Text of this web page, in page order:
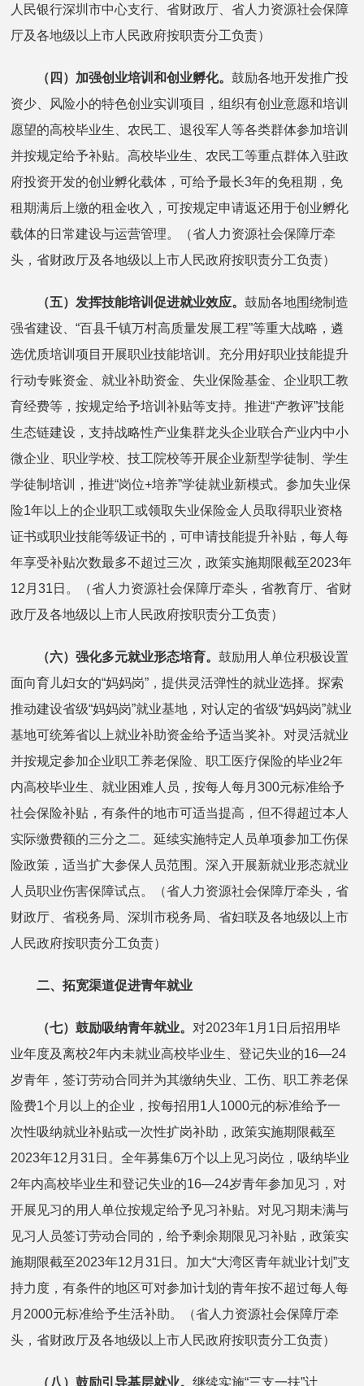
人民银行深圳市中心支行、省财政厅、省人力资源社会保障
厅及各地级以上市人民政府按职责分工负责）
（四）加强创业培训和创业孵化。鼓励各地开发推广投
资少、风险小的特色创业实训项目，组织有创业意愿和培训
愿望的高校毕业生、农民工、退役军人等各类群体参加培训
并按规定给予补贴。高校毕业生、农民工等重点群体入驻政
府投资开发的创业孵化载体，可给予最长3年的免租期，免
租期满后上缴的租金收入，可按规定申请返还用于创业孵化
载体的日常建设与运营管理。（省人力资源社会保障厅牵
头，省财政厅及各地级以上市人民政府按职责分工负责）
（五）发挥技能培训促进就业效应。鼓励各地围绕制造
强省建设、“百县千镇万村高质量发展工程”等重大战略，遴
选优质培训项目开展职业技能培训。充分用好职业技能提升
行动专账资金、就业补助资金、失业保险基金、企业职工教
育经费等，按规定给予培训补贴等支持。推进“产教评”技能
生态链建设，支持战略性产业集群龙头企业联合产业内中小
微企业、职业学校、技工院校等开展企业新型学徒制、学生
学徒制培训，推进“岗位+培养”学徒就业新模式。参加失业保
险1年以上的企业职工或领取失业保险金人员取得职业资格
证书或职业技能等级证书的，可申请技能提升补贴，每人每
年享受补贴次数最多不超过三次，政策实施期限截至2023年
12月31日。（省人力资源社会保障厅牵头，省教育厅、省财
政厅及各地级以上市人民政府按职责分工负责）
（六）强化多元就业形态培育。鼓励用人单位积极设置
面向育儿妇女的“妈妈岗”，提供灵活弹性的就业选择。探索
推动建设省级“妈妈岗”就业基地，对认定的省级“妈妈岗”就业
基地可统筹省以上就业补助资金给予适当奖补。对灵活就业
并按规定参加企业职工养老保险、职工医疗保险的毕业2年
内高校毕业生、就业困难人员，按每人每月300元标准给予
社会保险补贴，有条件的地市可适当提高，但不得超过本人
实际缴费额的三分之二。延续实施特定人员单项参加工伤保
险政策，适当扩大参保人员范围。深入开展新就业形态就业
人员职业伤害保障试点。（省人力资源社会保障厅牵头，省
财政厅、省税务局、深圳市税务局、省妇联及各地级以上市
人民政府按职责分工负责）
二、拓宽渠道促进青年就业
（七）鼓励吸纳青年就业。 对2023年1月1日后招用毕
业年度及离校2年内未就业高校毕业生、登记失业的16—24
岁青年，签订劳动合同并为其缴纳失业、工伤、职工养老保
险费1个月以上的企业，按每招用1人1000元的标准给予一
次性吸纳就业补贴或一次性扩岗补助，政策实施期限截至
2023年12月31日。全年募集6万个以上见习岗位，吸纳毕业
2年内高校毕业生和登记失业的16—24岁青年参加见习，对
开展见习的用人单位按规定给予见习补贴。对见习期未满与
见习人员签订劳动合同的，给予剩余期限见习补贴，政策实
施期限截至2023年12月31日。加大“大湾区青年就业计划”支
持力度，有条件的地区可对参加计划的青年按不超过每人每
月2000元标准给予生活补助。（省人力资源社会保障厅牵
头，省财政厅及各地级以上市人民政府按职责分工负责）
（八）鼓励引导基层就业。继续实施“三支一扶”计